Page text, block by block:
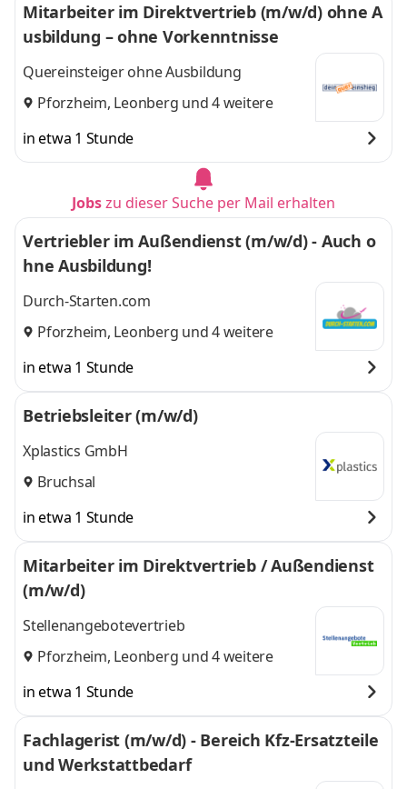
Mitarbeiter im Direktvertrieb (m/w/d) ohne A
usbildung – ohne Vorkenntnisse
Quereinsteiger ohne Ausbildung
Pforzheim, Leonberg und 4 weitere
in etwa 1 Stunde
Jobszu dieser Suche per Mail erhalten
Vertriebler im Außendienst (m/w/d) - Auch o
hne Ausbildung!
Durch-Starten.com
Pforzheim, Leonberg und 4 weitere
in etwa 1 Stunde
Betriebsleiter (m/w/d)
Xplastics GmbH
Bruchsal
in etwa 1 Stunde
Mitarbeiter im Direktvertrieb / Außendienst
(m/w/d)
Stellenangebotevertrieb
Pforzheim, Leonberg und 4 weitere
in etwa 1 Stunde
Fachlagerist (m/w/d) - Bereich Kfz-Ersatzteile
und Werkstattbedarf